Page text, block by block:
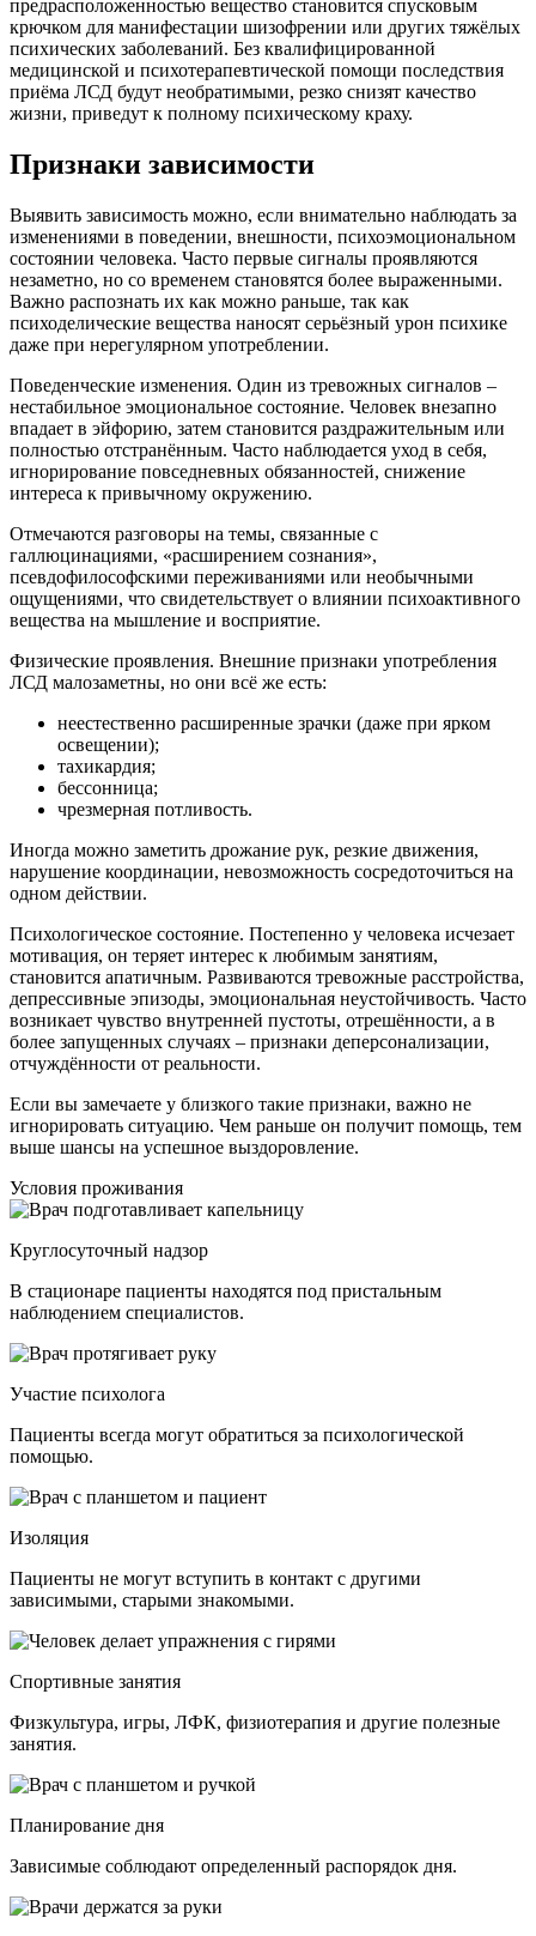
предрасположенностью вещество становится спусковым
крючком для манифестации шизофрении или других тяжёлых
психических заболеваний. Без квалифицированной
медицинской и психотерапевтической помощи последствия
приёма ЛСД будут необратимыми, резко снизят качество
жизни, приведут к полному психическому краху.
Признаки зависимости
Выявить зависимость можно, если внимательно наблюдать за
изменениями в поведении, внешности, психоэмоциональном
состоянии человека. Часто первые сигналы проявляются
незаметно, но со временем становятся более выраженными.
Важно распознать их как можно раньше, так как
психоделические вещества наносят серьёзный урон психике
даже при нерегулярном употреблении.
Поведенческие изменения. Один из тревожных сигналов –
нестабильное эмоциональное состояние. Человек внезапно
впадает в эйфорию, затем становится раздражительным или
полностью отстранённым. Часто наблюдается уход в себя,
игнорирование повседневных обязанностей, снижение
интереса к привычному окружению.
Отмечаются разговоры на темы, связанные с
галлюцинациями, «расширением сознания»,
псевдофилософскими переживаниями или необычными
ощущениями, что свидетельствует о влиянии психоактивного
вещества на мышление и восприятие.
Физические проявления. Внешние признаки употребления
ЛСД малозаметны, но они всё же есть:
неестественно расширенные зрачки (даже при ярком
освещении);
тахикардия;
бессонница;
чрезмерная потливость.
Иногда можно заметить дрожание рук, резкие движения,
нарушение координации, невозможность сосредоточиться на
одном действии.
Психологическое состояние. Постепенно у человека исчезает
мотивация, он теряет интерес к любимым занятиям,
становится апатичным. Развиваются тревожные расстройства,
депрессивные эпизоды, эмоциональная неустойчивость. Часто
возникает чувство внутренней пустоты, отрешённости, а в
более запущенных случаях – признаки деперсонализации,
отчуждённости от реальности.
Если вы замечаете у близкого такие признаки, важно не
игнорировать ситуацию. Чем раньше он получит помощь, тем
выше шансы на успешное выздоровление.
Условия проживания
Круглосуточный надзор
В стационаре пациенты находятся под пристальным
наблюдением специалистов.
Участие психолога
Пациенты всегда могут обратиться за психологической
помощью.
Изоляция
Пациенты не могут вступить в контакт с другими
зависимыми, старыми знакомыми.
Спортивные занятия
Физкультура, игры, ЛФК, физиотерапия и другие полезные
занятия.
Планирование дня
Зависимые соблюдают определенный распорядок дня.